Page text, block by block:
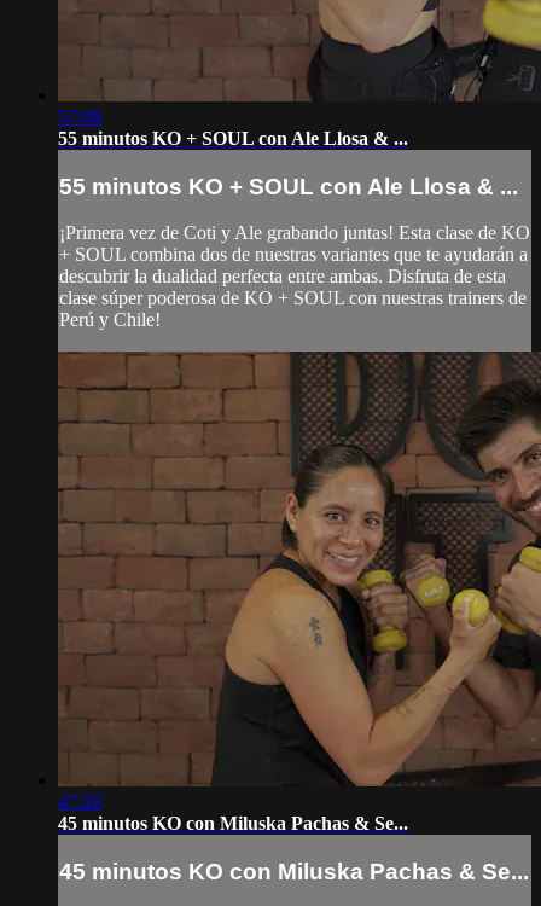
57:08
55 minutos KO + SOUL con Ale Llosa & ...
55 minutos KO + SOUL con Ale Llosa & ...
¡Primera vez de Coti y Ale grabando juntas! Esta clase de KO
+ SOUL combina dos de nuestras variantes que te ayudarán a
descubrir la dualidad perfecta entre ambas. Disfruta de esta
clase súper poderosa de KO + SOUL con nuestras trainers de
Perú y Chile!
47:28
45 minutos KO con Miluska Pachas & Se...
45 minutos KO con Miluska Pachas & Se...